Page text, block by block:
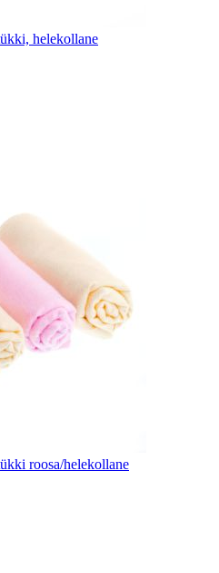
helekollane
roosa/helekollane